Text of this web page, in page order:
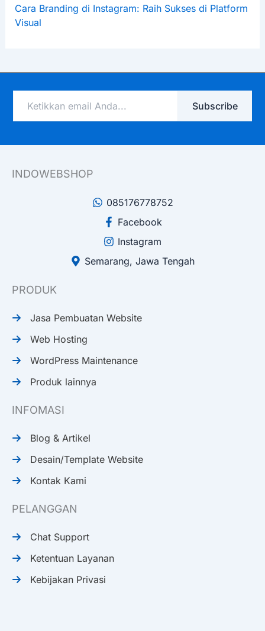
Cara Branding di Instagram: Raih Sukses di Platform
Visual
email
Anda...
Subscribe
INDOWEBSHOP
085176778752
Facebook
Instagram
Semarang, Jawa Tengah
PRODUK
Jasa Pembuatan Website
Web Hosting
WordPress Maintenance
Produk lainnya
INFOMASI
Blog & Artikel
Desain/Template Website
Kontak Kami
PELANGGAN
Chat Support
Ketentuan Layanan
Kebijakan Privasi